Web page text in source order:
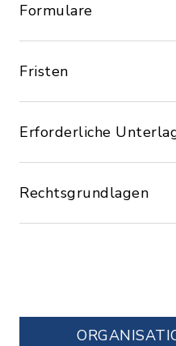
Formulare
Fristen
Erforderliche
Rechtsgrundlagen